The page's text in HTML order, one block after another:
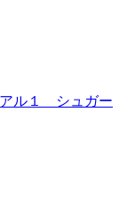
ル１ シュガー